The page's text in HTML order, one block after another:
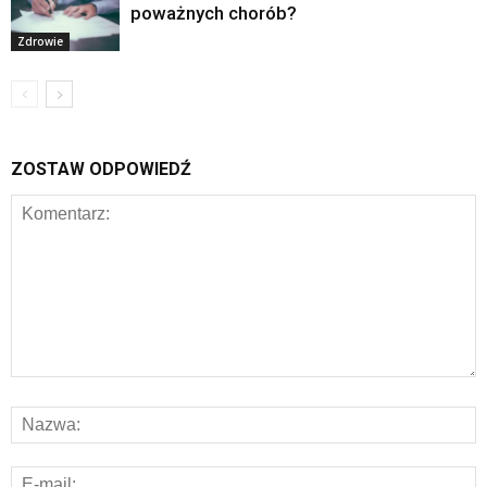
Zdrowie
poważnych chorób?
ZOSTAW ODPOWIEDŹ